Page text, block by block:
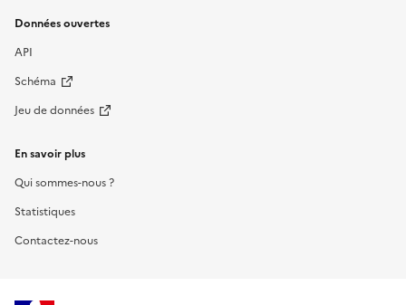
Données ouvertes
API
Schéma
Jeu de données
En savoir plus
Qui sommes-nous ?
Statistiques
Contactez-nous